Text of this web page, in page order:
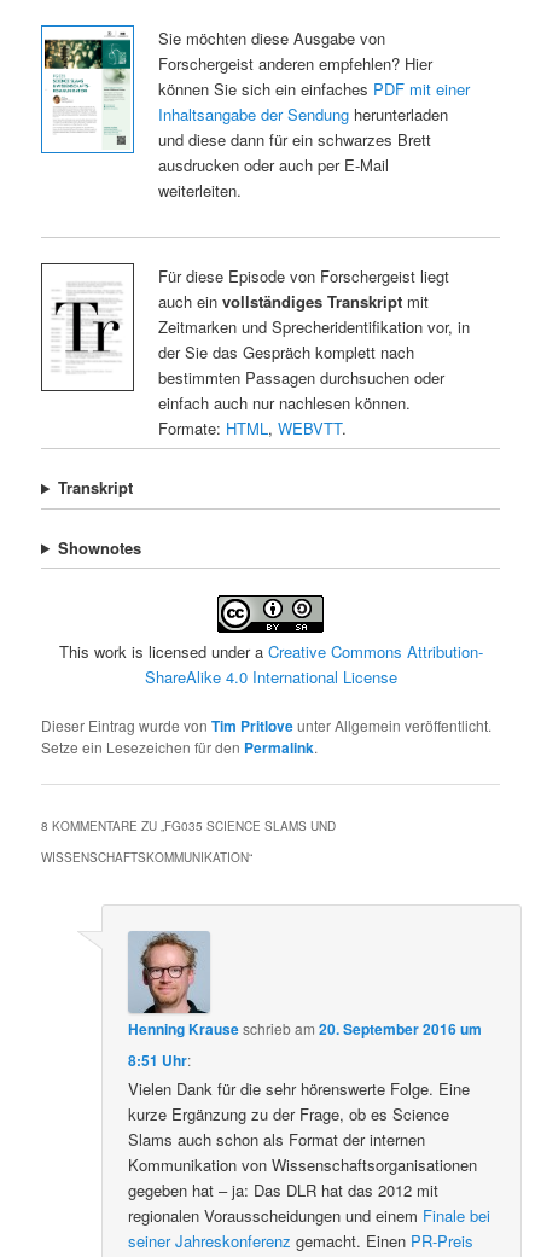
Sie möchten diese Ausgabe von
Forschergeist anderen empfehlen? Hier
können Sie sich ein einfaches PDF mit einer
Inhaltsangabe der Sendungherunterladen
und diese dann für ein schwarzes Brett
ausdrucken oder auch per E-Mail
weiterleiten.
Für diese Episode von Forschergeist liegt
auch ein vollständiges Transkriptmit
Zeitmarken und Sprecheridentifikation vor, in
der Sie das Gespräch komplett nach
bestimmten Passagen durchsuchen oder
einfach auch nur nachlesen können.
Formate: HTML , WEBVTT.
Transkript
Shownotes
This work is licensed under a Creative Commons Attribution-
ShareAlike 4.0 International License
Dieser Eintrag wurde vonTim Pritloveunter Allgemein veröffentlicht.
Setze ein Lesezeichen für den Permalink.
8 KOMMENTARE ZU „FG035 SCIENCE SLAMS UND
WISSENSCHAFTSKOMMUNIKATION“
Henning Krauseschriebam20. September 2016 um
8:51 Uhr:
Vielen Dank für die sehr hörenswerte Folge. Eine
kurze Ergänzung zu der Frage, ob es Science
Slams auch schon als Format der internen
Kommunikation von Wissenschaftsorganisationen
gegeben hat – ja: Das DLR hat das 2012 mit
regionalen Vorausscheidungen und einem Finale bei
seiner Jahreskonferenz gemacht. Einen PR-Preis